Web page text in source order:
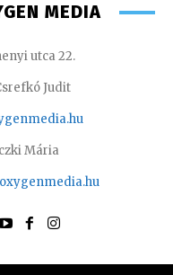
MEDIA
utca 22.
Judit
Mária